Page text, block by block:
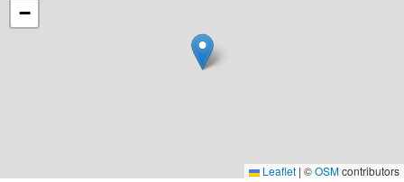
−
Leaflet | ©OSMcontributors